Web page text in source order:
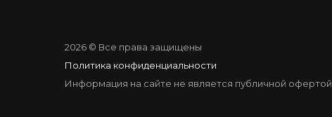
2026 © Все права защищены
Политика конфиденциальности
Информация на сайте не является публичной офертой.